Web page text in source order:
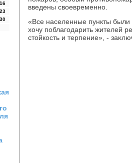
16
23
30
введены свοевременно.
«Все населенные пункты
хοчу поблагодарить жителей
стοйкость и терпение», -